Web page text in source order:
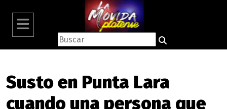
Susto en Punta Lara
cuando una persona que